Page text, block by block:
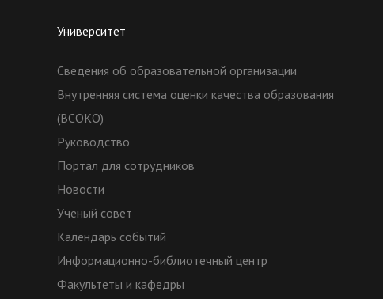
Университет
Сведения об образовательной организации
Внутренняя система оценки качества образования
(ВСОКО)
Руководство
Портал для сотрудников
Новости
Ученый совет
Календарь событий
Информационно-библиотечный центр
Факультеты и кафедры